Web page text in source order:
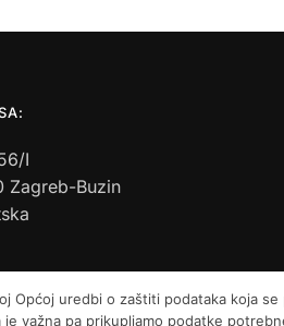
I
Zagreb-Buzin
Općoj uredbi o zaštiti podataka koja
važna pa prikupljamo podatke